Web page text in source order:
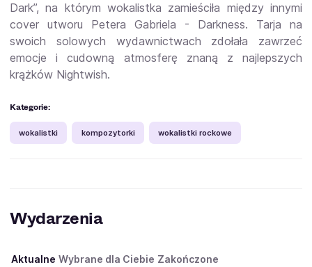
Dark”, na którym wokalistka zamieściła między innymi
cover utworu Petera Gabriela - Darkness. Tarja na
swoich solowych wydawnictwach zdołała zawrzeć
emocje i cudowną atmosferę znaną z najlepszych
krążków Nightwish.
Kategorie:
wokalistki kompozytorki wokalistki rockowe
Wydarzenia
Aktualne Wybrane dla Ciebie Zakończone